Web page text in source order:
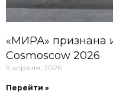
«МИРА» признана
Cosmoscow 2026
9 апреля, 2026
Перейти »